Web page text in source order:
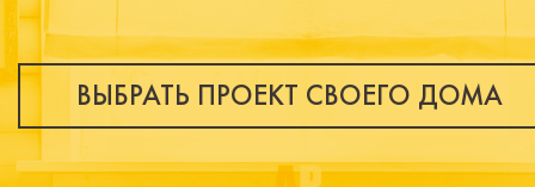
ВЫБРАТЬ ПРОЕКТ СВОЕГО ДОМА